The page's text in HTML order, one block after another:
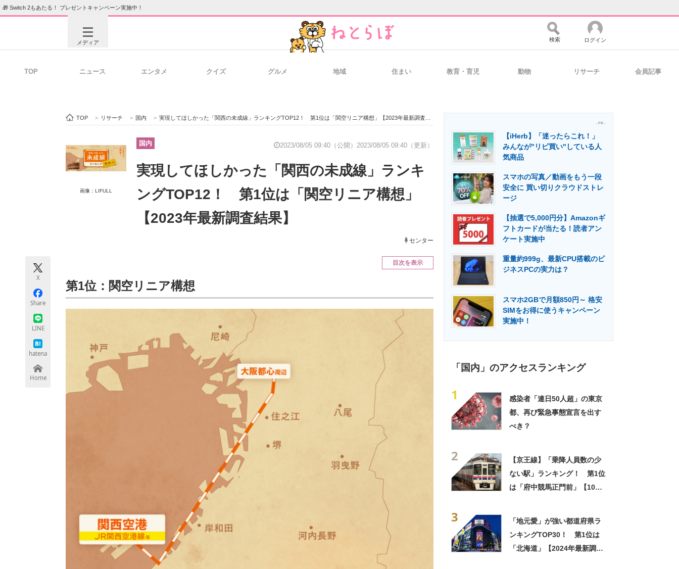
🎁 Switch 2もあたる！ プレゼントキャンペーン実施中！
メディア
ビジネスと働き方のヒント 経営リーダーのコミュニティ マーケ×ITの今がよく分かる
IT製品の技術・比較・事例 製造業のIT導入・活用を支援
エネルギーの専門メディア 建設×テクノロジーの最前線
ちょっと気になるネットの話題
検索 ログイン
TOP ニュース エンタメ クイズ グルメ 地域 住まい 教育・育児 動物 リサーチ 会員記事
TOP > リサーチ > 国内 > 実現してほしかった「関西の未成線」ランキングTOP12！ 第1位は「関空リニア構想」【2023年最新調査結果】
画像：LIFULL
国内 2023/08/05 09:40（公開） 2023/08/05 09:40（更新）
実現してほしかった「関西の未成線」ランキ
ングTOP12！ 第1位は「関空リニア構想」
【2023年最新調査結果】
センター
X
Share
LINE
hatena
Home
目次を表示
第1位：関空リニア構想
- PR -
【iHerb】「迷ったらこれ！」
みんなが"リピ買い"している人
気商品
スマホの写真／動画をもう一段
安全に 買い切りクラウドストレ
ージ
【抽選で5,000円分】Amazonギ
フトカードが当たる！読者アン
ケート実施中
重量約999g、最新CPU搭載のビ
ジネスPCの実力は？
スマホ2GBで月額850円～ 格安
SIMをお得に使うキャンペーン
実施中！
「国内」のアクセスランキング
1
感染者「連日50人超」の東京
都、再び緊急事態宣言を出す
べき？
2
【京王線】「乗降人員数の少
ない駅」ランキング！ 第1位
は「府中競馬正門前」【10月
3
「地元愛」が強い都道府県ラ
ンキングTOP30！ 第1位は
「北海道」【2024年最新調査